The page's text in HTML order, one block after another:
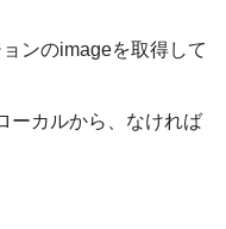
ンのimageを取得して
ーカルから、なければ